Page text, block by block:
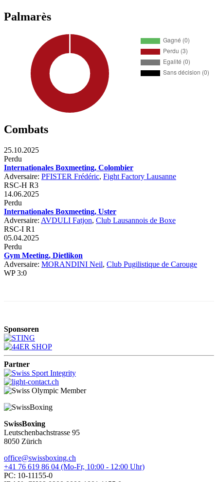
Palmarès
Combats
25.10.2025
Perdu
Internationales Boxmeeting, Colombier
Adversaire: PFISTER Frédéric, Fight Factory Lausanne
RSC-H R3
14.06.2025
Perdu
Internationales Boxmeeting, Uster
Adversaire: AVDULI Fatjon, Club Lausannois de Boxe
RSC-I R1
05.04.2025
Perdu
Gym Meeting, Dietlikon
Adversaire: MORANDINI Neil, Club Pugilistique de Carouge
WP 3:0
Sponsoren
Partner
SwissBoxing
Leutschenbachstrasse 95
8050 Zürich
office@swissboxing.ch
+41 76 619 86 04 (Mo-Fr, 10:00 - 12:00 Uhr)
PC: 10-11155-0